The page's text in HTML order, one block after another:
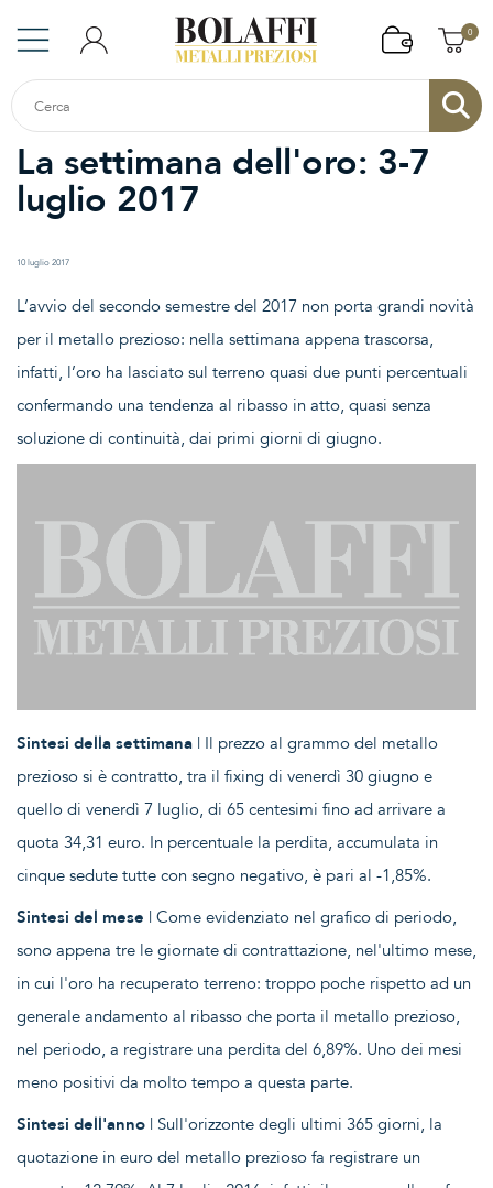
0
La settimana dell'oro: 3-7
luglio 2017
10 luglio 2017
L’avvio del secondo semestre del 2017 non porta grandi novità
per il metallo prezioso: nella settimana appena trascorsa,
infatti, l’oro ha lasciato sul terreno quasi due punti percentuali
confermando una tendenza al ribasso in atto, quasi senza
soluzione di continuità, dai primi giorni di giugno.
Sintesi della settimana | Il prezzo al grammo del metallo
prezioso si è contratto, tra il fixing di venerdì 30 giugno e
quello di venerdì 7 luglio, di 65 centesimi fino ad arrivare a
quota 34,31 euro. In percentuale la perdita, accumulata in
cinque sedute tutte con segno negativo, è pari al -1,85%.
Sintesi del mese | Come evidenziato nel grafico di periodo,
sono appena tre le giornate di contrattazione, nel'ultimo mese,
in cui l'oro ha recuperato terreno: troppo poche rispetto ad un
generale andamento al ribasso che porta il metallo prezioso,
nel periodo, a registrare una perdita del 6,89%. Uno dei mesi
meno positivi da molto tempo a questa parte.
Sintesi dell'anno | Sull'orizzonte degli ultimi 365 giorni, la
quotazione in euro del metallo prezioso fa registrare un